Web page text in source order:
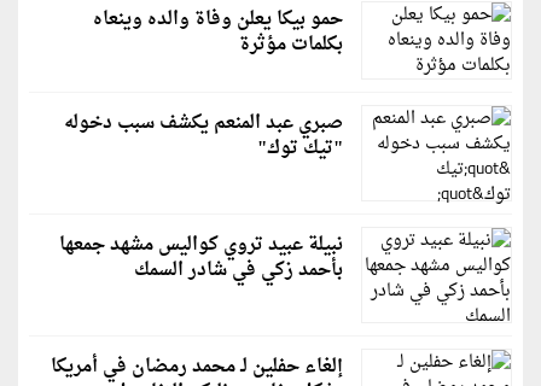
حمو بيكا يعلن وفاة والده وينعاه
بكلمات مؤثرة
صبري عبد المنعم يكشف سبب دخوله
"تيك توك"
نبيلة عبيد تروي كواليس مشهد جمعها
بأحمد زكي في شادر السمك
إلغاء حفلين لـ محمد رمضان في أمريكا